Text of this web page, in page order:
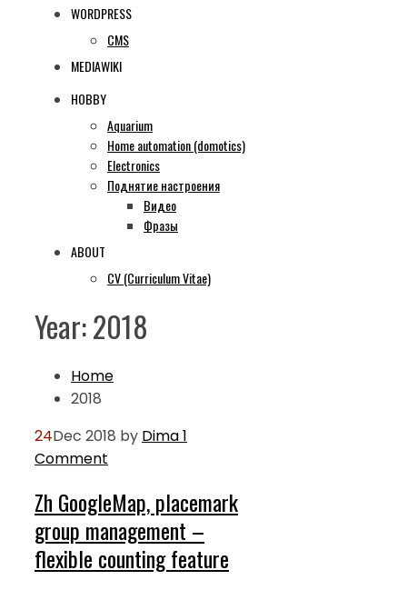
WORDPRESS
CMS
MEDIAWIKI
HOBBY
Aquarium
Home automation (domotics)
Electronics
Поднятие настроения
Видео
Фразы
ABOUT
CV (Curriculum Vitae)
Year:2018
Home
2018
24Dec 2018 by Dima1
Comment
Zh GoogleMap, placemark
group management –
flexible counting feature